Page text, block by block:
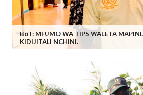
BoT: MFUMO WA TIPS WALETA
KIDIJITALI NCHINI.